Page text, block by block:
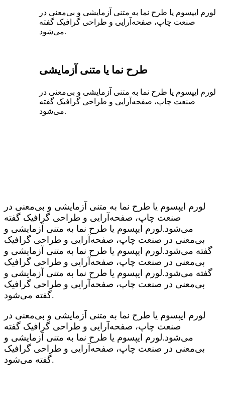
لورم ایپسوم یا طرح‌ نما به متنی آزمایشی و بی‌معنی در
صنعت چاپ، صفحه‌آرایی و طراحی گرافیک گفته
می‌شود.
طرح‌ نما یا متنی آزمایشی
لورم ایپسوم یا طرح‌ نما به متنی آزمایشی و بی‌معنی در
صنعت چاپ، صفحه‌آرایی و طراحی گرافیک گفته
می‌شود.
لورم ایپسوم یا طرح‌ نما به متنی آزمایشی و بی‌معنی در
صنعت چاپ، صفحه‌آرایی و طراحی گرافیک گفته
می‌شود.لورم ایپسوم یا طرح‌ نما به متنی آزمایشی و
بی‌معنی در صنعت چاپ، صفحه‌آرایی و طراحی گرافیک
گفته می‌شود.لورم ایپسوم یا طرح‌ نما به متنی آزمایشی و
بی‌معنی در صنعت چاپ، صفحه‌آرایی و طراحی گرافیک
گفته می‌شود.لورم ایپسوم یا طرح‌ نما به متنی آزمایشی و
بی‌معنی در صنعت چاپ، صفحه‌آرایی و طراحی گرافیک
گفته می‌شود.
لورم ایپسوم یا طرح‌ نما به متنی آزمایشی و بی‌معنی در
صنعت چاپ، صفحه‌آرایی و طراحی گرافیک گفته
می‌شود.لورم ایپسوم یا طرح‌ نما به متنی آزمایشی و
بی‌معنی در صنعت چاپ، صفحه‌آرایی و طراحی گرافیک
گفته می‌شود.